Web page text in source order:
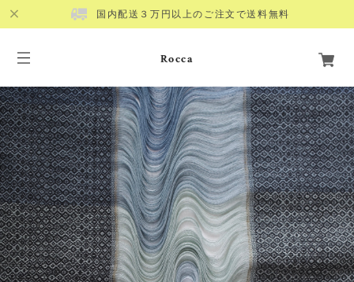
国内配送３万円以上のご注文で送料無料
Rocca